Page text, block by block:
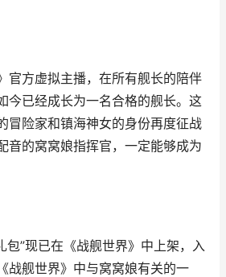
官方虚拟主播，在所有舰长的陪伴
今已经成长为一名合格的舰长。这
冒险家和镇海神女的身份再度征战
音的窝窝娘指挥官，一定能够成为
包”现已在《战舰世界》中上架，入
战舰世界》中与窝窝娘有关的一